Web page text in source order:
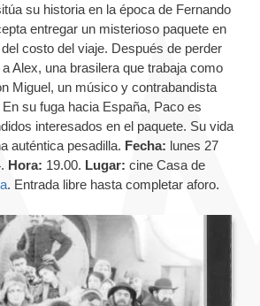
su historia en la época de Fernando
entregar un misterioso paquete en
costo del viaje. Después de perder
Alex, una brasilera que trabaja como
Miguel, un músico y contrabandista
su fuga hacia España, Paco es
interesados en el paquete. Su vida
auténtica pesadilla. Fecha: lunes 27
Hora: 19.00. Lugar: cine Casa de
. Entrada libre hasta completar aforo.